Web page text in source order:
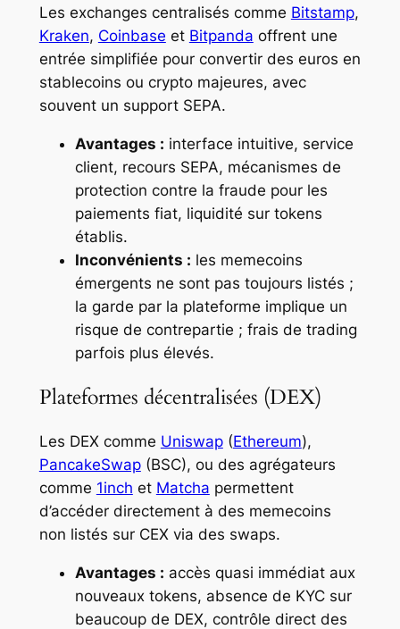
Les exchanges centralisés comme Bitstamp,
Kraken, Coinbase et Bitpanda offrent une
entrée simplifiée pour convertir des euros en
stablecoins ou crypto majeures, avec
souvent un support SEPA.
Avantages : interface intuitive, service
client, recours SEPA, mécanismes de
protection contre la fraude pour les
paiements fiat, liquidité sur tokens
établis.
Inconvénients : les memecoins
émergents ne sont pas toujours listés ;
la garde par la plateforme implique un
risque de contrepartie ; frais de trading
parfois plus élevés.
Plateformes décentralisées (DEX)
Les DEX comme Uniswap(Ethereum),
PancakeSwap(BSC), ou des agrégateurs
comme 1inch et Matcha permettent
d’accéder directement à des memecoins
non listés sur CEX via des swaps.
Avantages : accès quasi immédiat aux
nouveaux tokens, absence de KYC sur
beaucoup de DEX, contrôle direct des